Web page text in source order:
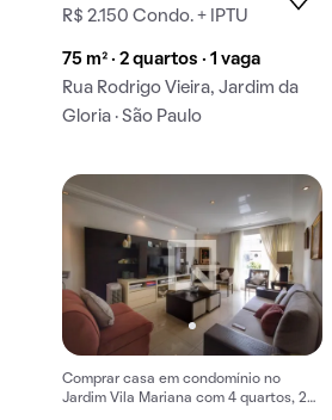
R$ 2.150 Condo. + IPTU
75 m² · 2 quartos · 1 vaga
Rua Rodrigo Vieira, Jardim da
Gloria · São Paulo
Comprar casa em condomínio no
Jardim Vila Mariana com 4 quartos, 2